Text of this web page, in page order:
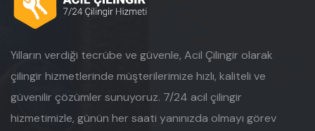
Yılların verdiği tecrübe ve güvenle, Acil Çilingir olarak
çilingir hizmetlerinde müşterilerimize hızlı, kaliteli ve
güvenilir çözümler sunuyoruz. 7/24 acil çilingir
hizmetimizle, günün her saati yanınızda olmayı görev